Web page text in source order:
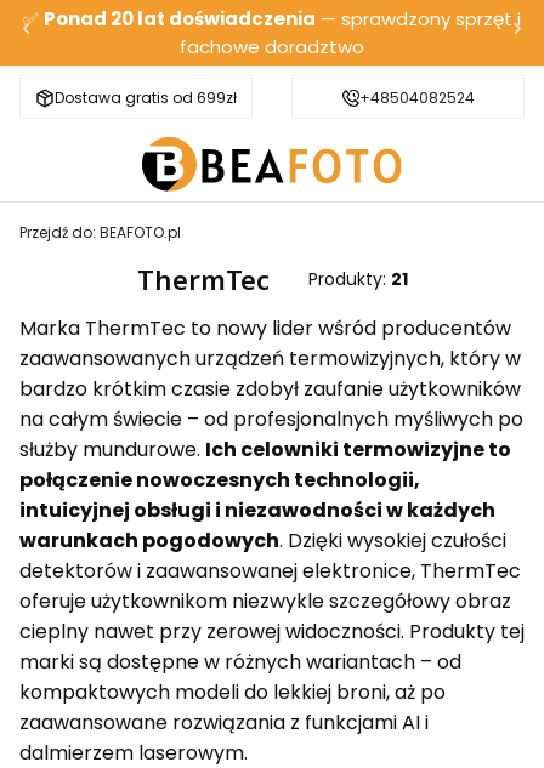
✅ Ponad 20 lat doświadczenia — sprawdzony sprzęt i
fachowe doradztwo
Dostawa gratis od 699zł Bezpieczna wysyłka
+48504082524
Przejdź do: BEAFOTO.pl
ThermTec Produkty: 21
Marka ThermTec to nowy lider wśród producentów
zaawansowanych urządzeń termowizyjnych, który w
bardzo krótkim czasie zdobył zaufanie użytkowników
na całym świecie – od profesjonalnych myśliwych po
służby mundurowe. Ich celowniki termowizyjne to
połączenie nowoczesnych technologii,
intuicyjnej obsługi i niezawodności w każdych
warunkach pogodowych. Dzięki wysokiej czułości
detektorów i zaawansowanej elektronice, ThermTec
oferuje użytkownikom niezwykle szczegółowy obraz
cieplny nawet przy zerowej widoczności. Produkty tej
marki są dostępne w różnych wariantach – od
kompaktowych modeli do lekkiej broni, aż po
zaawansowane rozwiązania z funkcjami AI i
dalmierzem laserowym.